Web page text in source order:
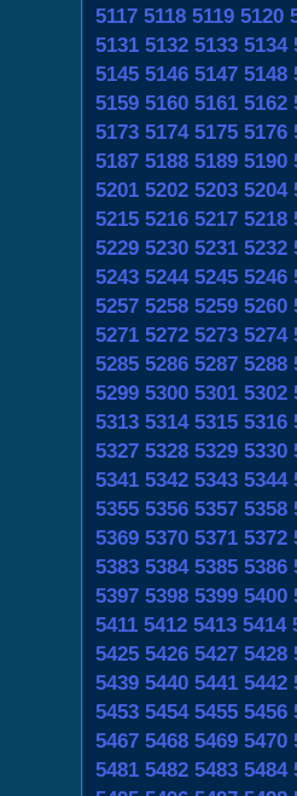
5117 5118 5119 5120
5131 5132 5133 5134
5145 5146 5147 5148
5159 5160 5161 5162
5173 5174 5175 5176
5187 5188 5189 5190
5201 5202 5203 5204
5215 5216 5217 5218
5229 5230 5231 5232
5243 5244 5245 5246
5257 5258 5259 5260
5271 5272 5273 5274
5285 5286 5287 5288
5299 5300 5301 5302
5313 5314 5315 5316
5327 5328 5329 5330
5341 5342 5343 5344
5355 5356 5357 5358
5369 5370 5371 5372
5383 5384 5385 5386
5397 5398 5399 5400
5411 5412 5413 5414
5425 5426 5427 5428
5439 5440 5441 5442
5453 5454 5455 5456
5467 5468 5469 5470
5481 5482 5483 5484